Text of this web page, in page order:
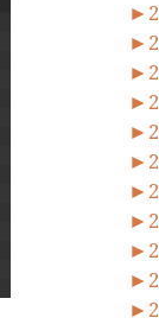
►
►
►
►
►
►
►
►
►
►
►